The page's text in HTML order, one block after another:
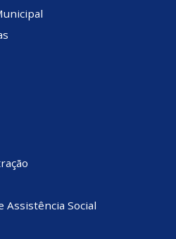
Assistência Social